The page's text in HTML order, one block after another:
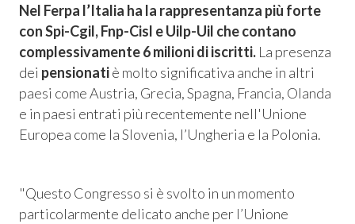
Nel Ferpa l’Italia ha la rappresentanza più forte
con Spi-Cgil, Fnp-Cisl e Uilp-Uil che contano
complessivamente 6 milioni di iscritti. La presenza
dei pensionatiè molto significativa anche in altri
paesi come Austria, Grecia, Spagna, Francia, Olanda
e in paesi entrati più recentemente nell'Unione
Europea come la Slovenia, l’Ungheria e la Polonia.
"Questo Congresso si è svolto in un momento
particolarmente delicato anche per l’Unione